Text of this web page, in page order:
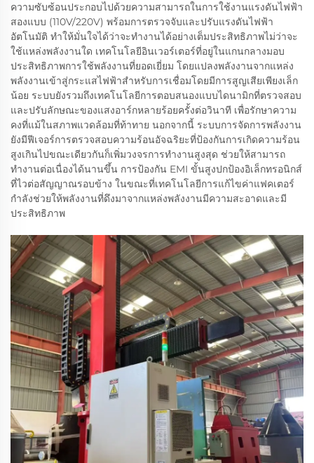
ความซับซ้อนประกอบไปด้วยความสามารถในการใช้งานแรงดันไฟฟ้า
สองแบบ (110V/220V) พร้อมการตรวจจับและปรับแรงดันไฟฟ้า
อัตโนมัติ ทำให้มั่นใจได้ว่าจะทำงานได้อย่างเต็มประสิทธิภาพไม่ว่าจะ
ใช้แหล่งพลังงานใด เทคโนโลยีอินเวอร์เตอร์ที่อยู่ในแกนกลางมอบ
ประสิทธิภาพการใช้พลังงานที่ยอดเยี่ยม โดยแปลงพลังงานจากแหล่ง
พลังงานเข้าสู่กระแสไฟฟ้าสำหรับการเชื่อมโดยมีการสูญเสียเพียงเล็ก
น้อย ระบบยังรวมถึงเทคโนโลยีการตอบสนองแบบไดนามิกที่ตรวจสอบ
และปรับลักษณะของแสงอาร์กหลายร้อยครั้งต่อวินาที เพื่อรักษาความ
คงที่แม้ในสภาพแวดล้อมที่ท้าทาย นอกจากนี้ ระบบการจัดการพลังงาน
ยังมีฟีเจอร์การตรวจสอบความร้อนอัจฉริยะที่ป้องกันการเกิดความร้อน
สูงเกินไปขณะเดียวกันก็เพิ่มวงจรการทำงานสูงสุด ช่วยให้สามารถ
ทำงานต่อเนื่องได้นานขึ้น การป้องกัน EMI ขั้นสูงปกป้องอิเล็กทรอนิกส์
ที่ไวต่อสัญญาณรอบข้าง ในขณะที่เทคโนโลยีการแก้ไขค่าแฟคเตอร์
กำลังช่วยให้พลังงานที่ดึงมาจากแหล่งพลังงานมีความสะอาดและมี
ประสิทธิภาพ